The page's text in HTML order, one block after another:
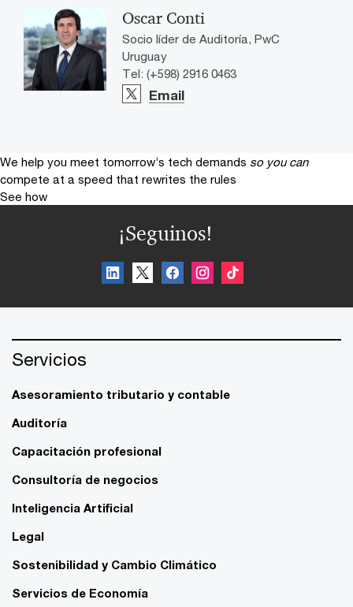
Oscar Conti
Socio líder de Auditoría, PwC
Uruguay
Tel: (+598) 2916 0463
Email
We help you meet tomorrow’s tech demands so you can
compete at a speed that rewrites the rules
See how
¡Seguinos!
Servicios
Asesoramiento tributario y contable
Auditoría
Capacitación profesional
Consultoría de negocios
Inteligencia Artificial
Legal
Sostenibilidad y Cambio Climático
Servicios de Economía